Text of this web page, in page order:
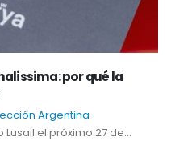
por qué la
Argentina
el próximo 27 de...